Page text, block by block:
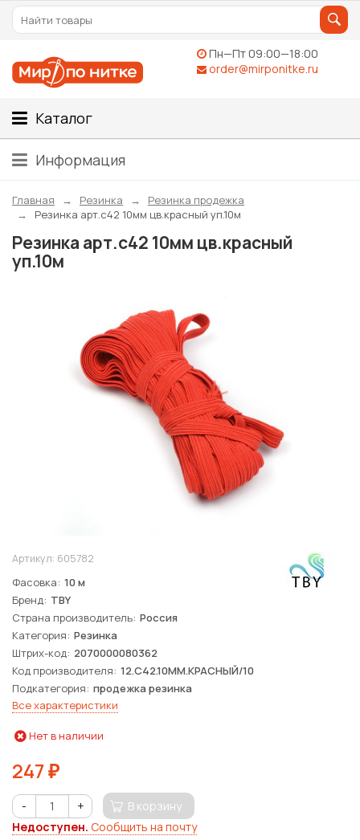
Пн—Пт 09:00—18:00
order@mirponitke.ru
Каталог
Информация
Главная Резинка
Резинка продежка
Резинка арт.с42 10мм цв.красный уп.10м
Резинка арт.с42 10мм цв.красный
уп.10м
Артикул: 605782
Фасовка 10 м
Бренд TBY
Страна производитель Россия
Категория Резинка
Штрих-код 2070000080362
Код производителя 12.С42.10ММ.КРАСНЫЙ/10
Подкатегория продежка резинка
Все характеристики
Нет в наличии
247 ₽
- +
В корзину
Недоступен. Сообщить на почту